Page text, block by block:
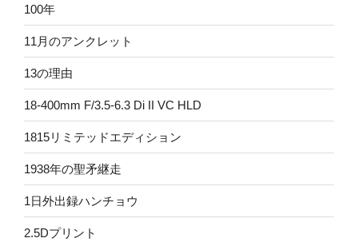
100年
11月のアンクレット
13の理由
18-400mm F/3.5-6.3 Di II VC HLD
1815リミテッドエディション
1938年の聖矛継走
1日外出録ハンチョウ
2.5Dプリント